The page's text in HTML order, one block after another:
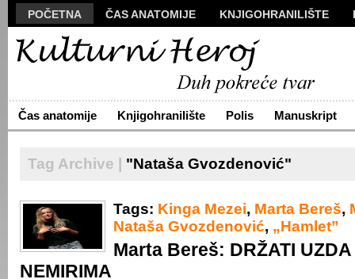
POČETNA ČAS ANATOMIJE KNJIGOHRANILIŠTE
MANUSKRIPT
VIZUALI
ARHIVA
O NAMA ŽIVA REČ KONTAKT
Čas anatomije Knjigohranilište Polis Manuskript
Tag Archive | "Nataša Gvozdenović"
Tags: Kinga Mezei, Marta Bereš,
Nataša Gvozdenović, „Hamlet”
Marta Bereš: DRŽATI UZDA
NEMIRIMA